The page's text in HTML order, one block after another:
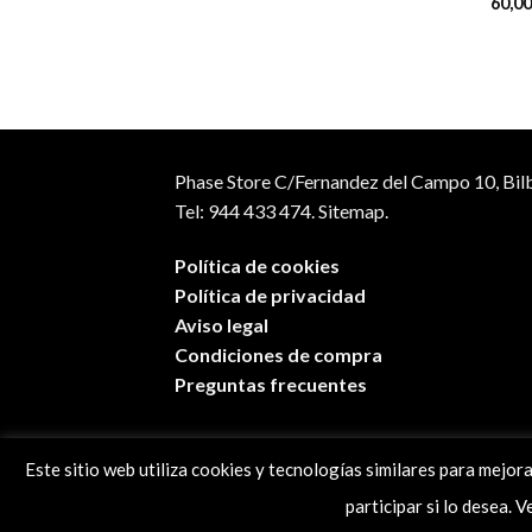
Phase Store C/Fernandez del Campo 10,
Tel: 944 433 474.Sitemap.
Política de cookies
Política de privacidad
Aviso legal
Condiciones de compra
Preguntas frecuentes
Este sitio web utiliza cookies y tecnologías similares para
participar si lo desea.